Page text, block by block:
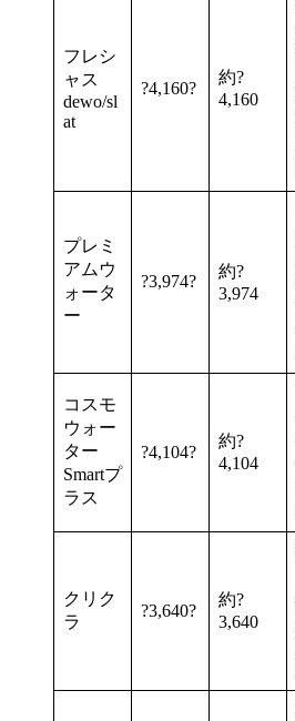
フレシ
ャス
dewo/sl
at
?4,160?
約?
4,160
プレミ
アムウ
ォータ
ー
?3,974?
約?
3,974
コスモ
ウォー
ター
Smartプ
ラス
?4,104?
約?
4,104
クリク
ラ
?3,640?
約?
3,640